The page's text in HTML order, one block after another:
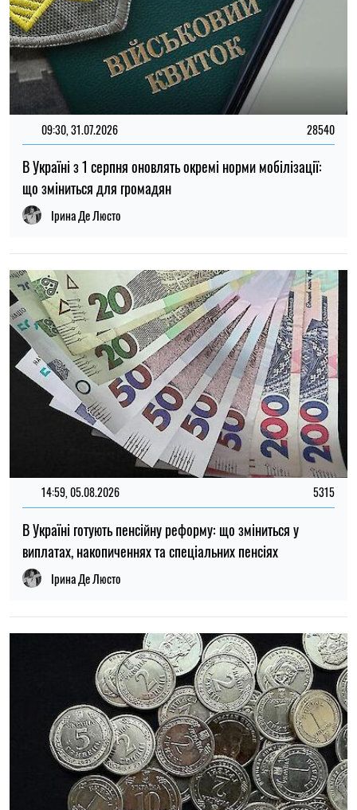
09:30, 31.07.2026 28540
В Україні з 1 серпня оновлять окремі норми мобілізації:
що зміниться для громадян
Ірина Де Люсто
14:59, 05.08.2026 5315
В Україні готують пенсійну реформу: що зміниться у
виплатах, накопиченнях та спеціальних пенсіях
Ірина Де Люсто